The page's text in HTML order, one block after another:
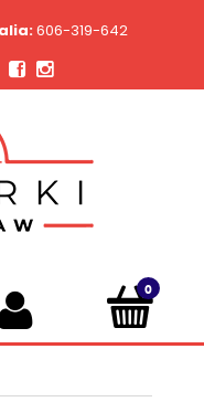
606-319-642